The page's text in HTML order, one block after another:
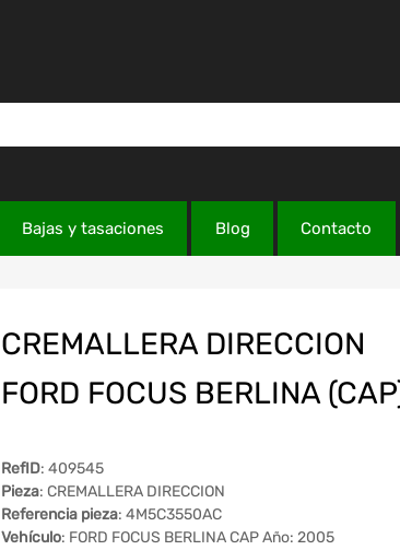
Bajas y tasaciones Blog Contacto
CREMALLERA DIRECCION
FORD FOCUS BERLINA
RefID: 409545
Pieza: CREMALLERA DIRECCION
Referencia pieza: 4M5C3550AC
Vehículo: FORD FOCUS BERLINA CAP Año: 2005